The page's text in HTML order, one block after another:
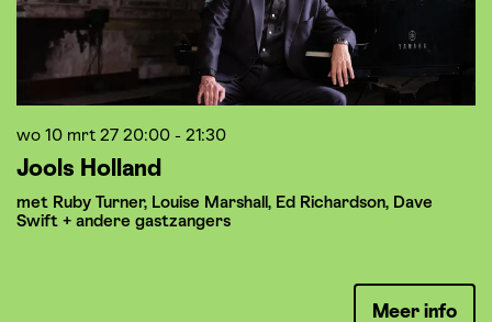
Jools Holland
met Ruby Turner, Louise Marshall, Ed Richardson, Dave
Swift + andere gastzangers
wo 10 mrt 27 20:00 - 21:30
Meer info